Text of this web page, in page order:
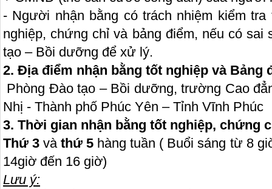
- Người nhận bằng có trách nhiệm kiểm
nghiệp, chứng chỉ và bảng điểm, nếu có sai
tạo – Bồi dưỡng để xử lý.
2. Địa điểm nhận bằng tốt nghiệp và Bảng
Phòng Đào tạo – Bồi dưỡng, trường Cao
Nhị - Thành phố Phúc Yên – Tỉnh Vĩnh Phúc
3. Thời gian nhận bằng tốt nghiệp, chứng
Thứ 3 vàthứ 5 hàng tuần ( Buổi sáng từ 8
14giờ đến 16 giờ)
Lưu ý: